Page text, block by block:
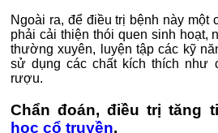
Ngoài ra, để điều trị bệnh này một
phải cải thiện thói quen sinh hoạt,
thường xuyên, luyện tập các kỹ
sử dụng các chất kích thích như
rượu.
Chẩn đoán, điều trị tăng
học cổ truyền.